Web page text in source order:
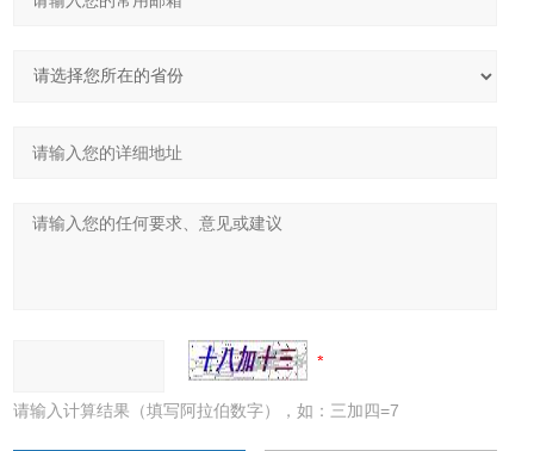
请输入计算结果（填写阿拉伯数字），如：三加四=7